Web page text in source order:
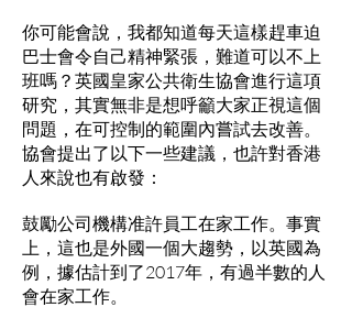
你可能會說，我都知道每天這樣趕車迫
巴士會令自己精神緊張，難道可以不上
班嗎？英國皇家公共衛生協會進行這項
研究，其實無非是想呼籲大家正視這個
問題，在可控制的範圍內嘗試去改善。
協會提出了以下一些建議，也許對香港
人來說也有啟發：
鼓勵公司機構准許員工在家工作。事實
上，這也是外國一個大趨勢，以英國為
例，據估計到了2017年，有過半數的人
會在家工作。